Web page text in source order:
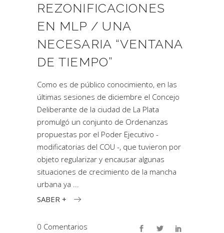
REZONIFICACIONES
EN MLP / UNA
NECESARIA “VENTANA
DE TIEMPO”
Como es de público conocimiento, en las
últimas sesiones de diciembre el Concejo
Deliberante de la ciudad de La Plata
promulgó un conjunto de Ordenanzas
propuestas por el Poder Ejecutivo -
modificatorias del COU -, que tuvieron por
objeto regularizar y encausar algunas
situaciones de crecimiento de la mancha
urbana ya
SABER +
0 Comentarios